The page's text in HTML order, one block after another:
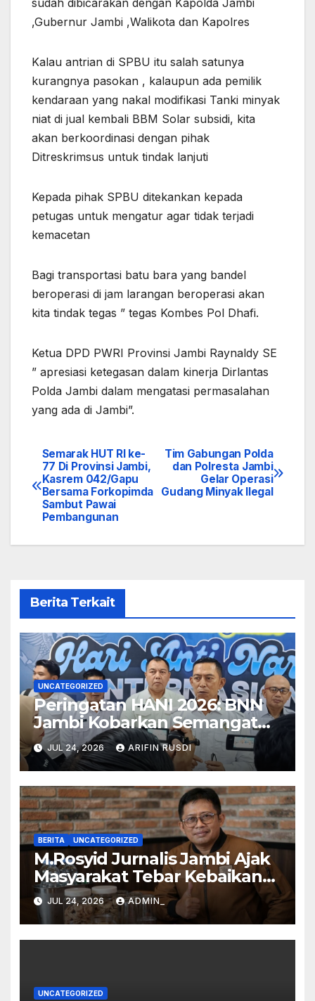
sudah dibicarakan dengan Kapolda Jambi
,Gubernur Jambi ,Walikota dan Kapolres
Kalau antrian di SPBU itu salah satunya
kurangnya pasokan , kalaupun ada pemilik
kendaraan yang nakal modifikasi Tanki minyak
niat di jual kembali BBM Solar subsidi, kita
akan berkoordinasi dengan pihak
Ditreskrimsus untuk tindak lanjuti
Kepada pihak SPBU ditekankan kepada
petugas untuk mengatur agar tidak terjadi
kemacetan
Bagi transportasi batu bara yang bandel
beroperasi di jam larangan beroperasi akan
kita tindak tegas ” tegas Kombes Pol Dhafi.
Ketua DPD PWRI Provinsi Jambi Raynaldy SE
” apresiasi ketegasan dalam kinerja Dirlantas
Polda Jambi dalam mengatasi permasalahan
yang ada di Jambi”.
Navigasi
pos
Tim Gabungan Polda
dan Polresta Jambi
Gelar Operasi
Gudang Minyak Ilegal
Semarak HUT RI ke-
77 Di Provinsi Jambi,
Kasrem 042/Gapu
Bersama Forkopimda
Sambut Pawai
Pembangunan
Berita Terkait
UNCATEGORIZED
Peringatan HANI 2026: BNN
Jambi Kobarkan Semangat
Generasi Sehat, Cerdas, dan
Kuat Tanpa Narkoba
JUL 24, 2026 ARIFIN RUSDI
BERITA UNCATEGORIZED
M.Rosyid Jurnalis Jambi Ajak
Masyarakat Tebar Kebaikan
Tanpa Pamrih
JUL 24, 2026 ADMIN_
UNCATEGORIZED